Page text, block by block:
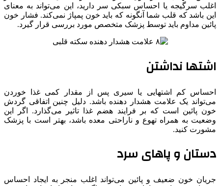
اغلب سرگیجه یا احساس سبکی سر دارید، این می‌تواند به معنای
این باشد که قلب شما آنگونه که باید خون پمپاژ نمی‌کند. فشار خون
پائین مداوم باید توسط پزشک متخصص مورد بررسی قرار گیرد.
اشتها نداشتن
احساس کم اشتهایی یا سیری پس از مقدار کمی غذا خوردن
می‌تواند یک علامت هشدار دهنده باشد. دلیل چنین اتفاقی گردش
خون پائین است که بر فرایند هضم غذا تاثیر می‌گذارد. اگر این
وضعیت به همراه تهوع و ناراحتی معده باشد، بهتر است با پزشک
مشورت کنید.
دستان و پاهای سرد
جریان خون ضعیف و پائین می‌تواند اغلب منجر به ایجاد احساس